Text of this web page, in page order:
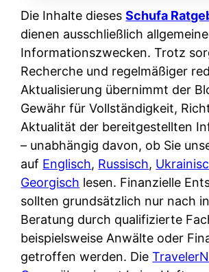
h
i
e
r
e
n
r
u
s
s
i
s
c
h
e
W
t
i
r
k
c
k
n
d
e
r
S
c
h
u
t
z
d
e
r
F
Die Inhalte diesesSchufa
dienen ausschließlich
Informationszwecken. Trotz
Recherche und regelmäßiger
Aktualisierung übernimmt der
Gewähr für Vollständigkeit,
Aktualität der bereitgestellten
– unabhängig davon, ob Sie
auf Englisch, Russisch,
Georgisch lesen. Finanzielle
sollten grundsätzlich nur nach
Beratung durch qualifizierte
beispielsweise Anwälte oder
getroffen werden. Die